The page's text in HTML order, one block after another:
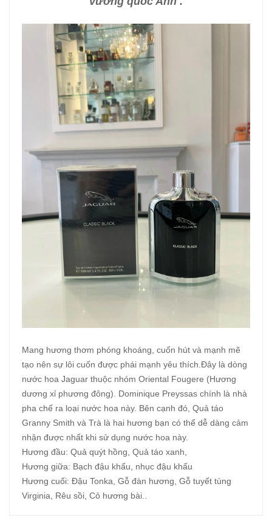
Mang hương thơm phóng khoáng, cuốn hút và mạnh mẽ
tạo nên sự lôi cuốn được phái mạnh yêu thích.Đây là dòng
nước hoa Jaguar thuộc nhóm Oriental Fougere (Hương
dương xỉ phương đông). Dominique Preyssas chính là nhà
pha chế ra loại nước hoa này. Bên cạnh đó, Quả táo
Granny Smith và Trà là hai hương bạn có thể dễ dàng cảm
nhận được nhất khi sử dụng nước hoa này.
Hương đầu: Quả quýt hồng, Quả táo xanh,
Hương giữa: Bạch đậu khấu, nhục đậu khấu
Hương cuối: Đậu Tonka, Gỗ đàn hương, Gỗ tuyết tùng
Virginia, Rêu sồi, Cỏ hương bài..